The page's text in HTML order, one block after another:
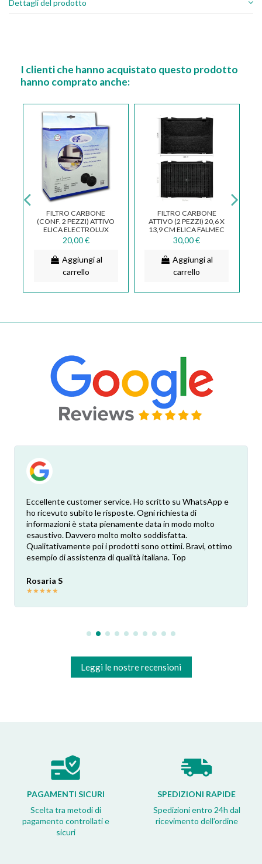
Dettagli del prodotto
I clienti che hanno acquistato questo prodotto
hanno comprato anche:
FILTRO CARBONE
(CONF. 2 PEZZI) ATTIVO
ELICA ELECTROLUX
WHIRPOOL TECNOWIND
DIAMETRO 15...
20,00 €
Aggiungi al
carrello
FILTRO CARBONE
ATTIVO (2 PEZZI) 20,6 X
13,9 CM ELICA FALMEC
BARRIVIERA LINEART
30,00 €
Aggiungi al
carrello
Eccellente customer service. Ho scritto su WhatsApp e
ho ricevuto subito le risposte. Ogni richiesta di
informazioni è stata pienamente data in modo molto
esaustivo. Davvero molto molto soddisfatta.
Qualitativamente poi i prodotti sono ottimi. Bravi, ottimo
esempio di assistenza di qualità italiana. Top
Rosaria S
★★★★★
Leggi le nostre recensioni
PAGAMENTI SICURI
Scelta tra metodi di
pagamento controllati e
sicuri
SPEDIZIONI RAPIDE
Spedizioni entro 24h dal
ricevimento dell’ordine